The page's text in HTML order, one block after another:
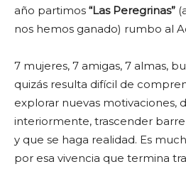
año partimos “Las Peregrinas”
nos hemos ganado) rumbo al
7 mujeres, 7 amigas, 7 almas,
quizás resulta difícil de
explorar nuevas motivaciones,
interiormente, trascender
y que se haga realidad. Es
por esa vivencia que termina